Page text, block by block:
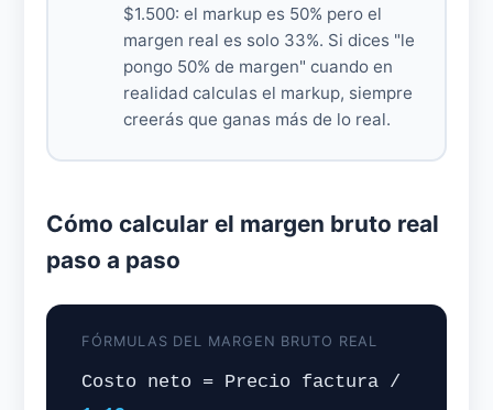
$1.500: el markup es 50% pero el
margen real es solo 33%. Si dices "le
pongo 50% de margen" cuando en
realidad calculas el markup, siempre
creerás que ganas más de lo real.
Cómo calcular el margen bruto real
paso a paso
FÓRMULAS DEL MARGEN BRUTO REAL
Costo neto = Precio factura /